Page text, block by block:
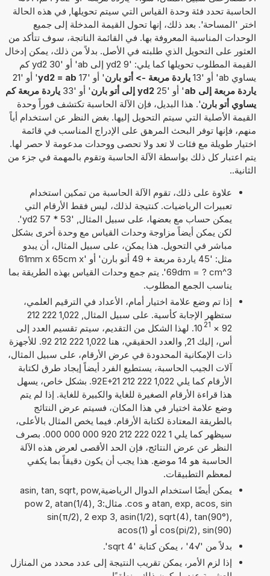
الحاسبة تحدد فئة وحدة القياس التي سيتم تحويلها, في هذه الحالة
اختر 'المساحة'. بعد ذلك، إنها تحول القيمة المدخلة إلى جميع
الوحدات المناسبة المعروفة بها. في القائمة الناتجة، سوف تتأكد من
العثور على التحويل الذي طلبته في الأصل. بدلاً من ذلك، يمكن إدخال
القيمة المطلوب تحويلها كما يلي: '9 yd2 إلى ab' أو '30 yd2 كم
يساوي ab' أو '13
ياردة مربعة -> أتو بارن' أو '17 yd2 = ab' أو '21
ياردة مربعة إلى ab
' أو '25 yd2 إلى أتو بارن ' أو '33
ياردة مربعة كم
يساوي أتو بارن'. هذا البديل، فإن الآلة الحاسبة تكتشف فوراً وحدة
القيمة الأصلية التي سيتم التحويل إليها. بغض النظر عن استخدام أياً
منهم، فإنها توفر البحث المرهق على الإدراج المناسب في قائمة
اختيار طويلة مع فئات لا تعد ولا تحصى ووحدات مدعومة لا حصر لها.
يتم اعتبار كل ذلك بواسطة الآلة الحاسبة وتقوم بالمهمة في جزء من
الثانية..
علاوة على ذلك، تقوم الآلة الحاسبة من تمكين استخدام
تعبيرات الرياضيات. كنتيجة لذلك، ليس فقط الأرقام التي
يمكن حساب مع بعضها، على سبيل المثال, '53 * 57 yd2'.
لكن يمكن أيضاً مزاوجة وحدات القياس مع وحدة أخرى بشكل
مباشر في التحويل. هذا يمكن، على سبيل المثال، أن يبدو
مثل: '45 ياردة مربعة + 49 أتو بارن' أو '61mm x 65cm x
69dm = ? cm^3'. يتم جمع وحدات القياس بهذه الطريقة بما
يناسب الجمع المطلوب.
إذا تم وضع علامة اختيار أمام، الأعداد في الترقيم العلمي،
ستظهر الإجابة كأسية. على سبيل المثال, 1,022 222 212
92
×
10 21
. لهذا الشكل من التقديم، سيتم تقسيم العدد إلى
أس، إليك 21, والعدد الحقيقي، هنا 1,022 222 212 92. للأجهزة
ذات الإمكانية المحدودة في عرض الأرقام، على سبيل المثال،
آلات الجيب الحاسبة، يستطيع الفرد أيضاً إيجاد طرق لكتابة
الأرقام كما يلي 1,022 222 212 92E+21. بشكل خاص، يسهل
هذا قراءة الأرقام الصغيرة للغاية والكبيرة للغاية. إذا لم يتم
وضع علامة اختيار في هذا المكان، فسيتم عرض النتائج
بالطريقة المعتادة لكتابة الأرقام. فيما يخص المثال بالأعلى،
سيظهر كما يلي 1 022 222 212 920 000 000 000. بصرف
النظر عن عرض النتائج، فإن الحد الأقصى لعرض هذه الآلة
الحاسبة هو 14 موضع. هذا يجب أن يكون دقيقاً بما يكفي
لمعظم التطبيقات.
يمكن أيضًا استخدام الدوال الرياضيةasin, tan, sqrt, pow,
atan, exp, acos, sin و cos. مثال:3 pow 2, atan(1/4),
sin(π/2), 2 exp 3, asin(1/2), sqrt(4), tan(90°),
cos(pi/2), sin(90) أو acos(1)
بدلاً من '√4' ، يمكن كتابة 'sqrt 4'.
إذا لزم الأمر، يمكن تقريب النتيجة إلى عدد محدد من المنازل